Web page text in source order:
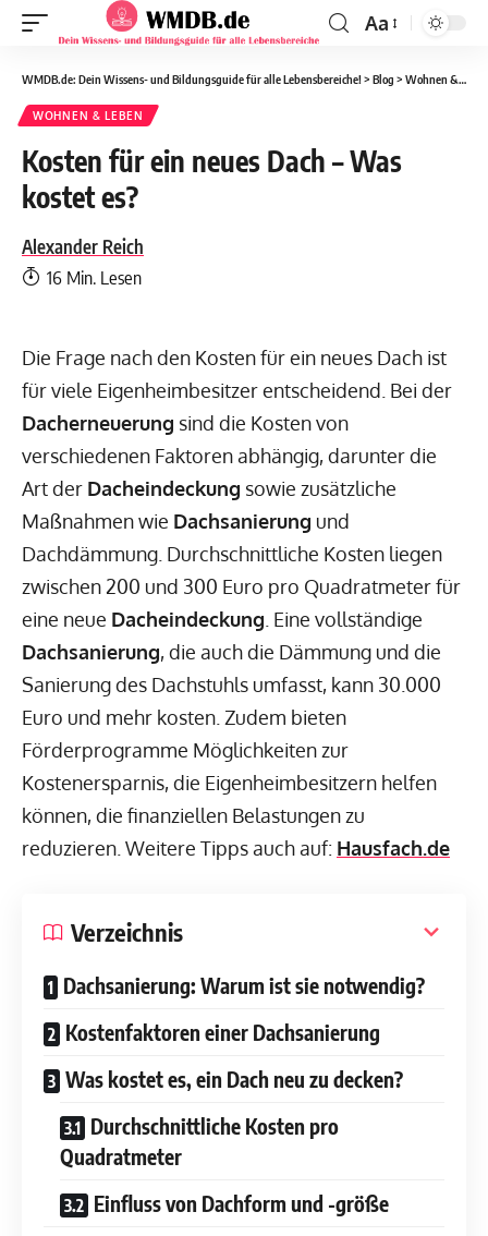
Aa
WMDB.de: Dein Wissens- und Bildungsguide für alle Lebensbereiche! > Blog > Wohnen & Leben
WOHNEN & LEBEN
Kosten für ein neues Dach – Was
kostet es?
Alexander Reich
16 Min. Lesen
Die Frage nach den Kosten für ein neues Dach ist
für viele Eigenheimbesitzer entscheidend. Bei der
Dacherneuerung sind die Kosten von
verschiedenen Faktoren abhängig, darunter die
Art der Dacheindeckung sowie zusätzliche
Maßnahmen wie Dachsanierung und
Dachdämmung. Durchschnittliche Kosten liegen
zwischen 200 und 300 Euro pro Quadratmeter für
eine neue Dacheindeckung . Eine vollständige
Dachsanierung, die auch die Dämmung und die
Sanierung des Dachstuhls umfasst, kann 30.000
Euro und mehr kosten. Zudem bieten
Förderprogramme Möglichkeiten zur
Kostenersparnis, die Eigenheimbesitzern helfen
können, die finanziellen Belastungen zu
reduzieren. Weitere Tipps auch auf: Hausfach.de
Verzeichnis
Dachsanierung: Warum ist sie notwendig?
Kostenfaktoren einer Dachsanierung
Was kostet es, ein Dach neu zu decken?
Durchschnittliche Kosten pro
Quadratmeter
Einfluss von Dachform und -größe